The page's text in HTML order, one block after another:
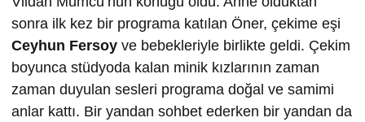
sonra ilk kez bir programa katılan Öner, çekime eşi
Ceyhun Fersoy ve bebekleriyle birlikte geldi. Çekim
boyunca stüdyoda kalan minik kızlarının zaman
zaman duyulan sesleri programa doğal ve samimi
anlar kattı. Bir yandan sohbet ederken bir yandan da